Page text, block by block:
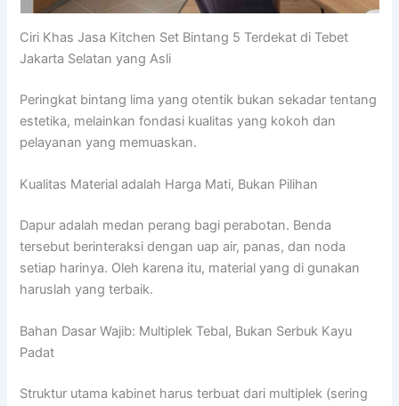
Ciri Khas Jasa Kitchen Set Bintang 5 Terdekat di Tebet
Jakarta Selatan yang Asli
Peringkat bintang lima yang otentik bukan sekadar tentang
estetika, melainkan fondasi kualitas yang kokoh dan
pelayanan yang memuaskan.
Kualitas Material adalah Harga Mati, Bukan Pilihan
Dapur adalah medan perang bagi perabotan. Benda
tersebut berinteraksi dengan uap air, panas, dan noda
setiap harinya. Oleh karena itu, material yang di gunakan
haruslah yang terbaik.
Bahan Dasar Wajib: Multiplek Tebal, Bukan Serbuk Kayu
Padat
Struktur utama kabinet harus terbuat dari multiplek (sering